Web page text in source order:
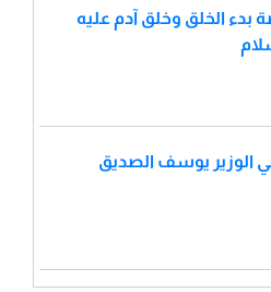
بدء الخلق وخلق آدم عليه
الوزير يوسف الصديق